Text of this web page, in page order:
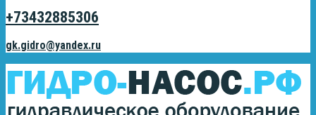
+73432885306
gk.gidro@yandex.ru